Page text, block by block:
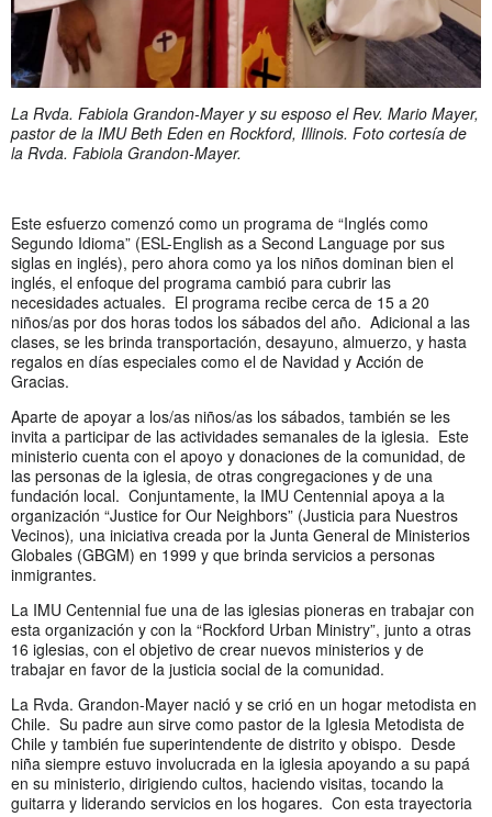
La Rvda. Fabiola Grandon-Mayer y su esposo el Rev. Mario Mayer,
pastor de la IMU Beth Eden en Rockford, Illinois. Foto cortesía de
la Rvda. Fabiola Grandon-Mayer.
Este esfuerzo comenzó como un programa de “Inglés como
Segundo Idioma” (ESL-English as a Second Language por sus
siglas en inglés), pero ahora como ya los niños dominan bien el
inglés, el enfoque del programa cambió para cubrir las
necesidades actuales. El programa recibe cerca de 15 a 20
niños/as por dos horas todos los sábados del año. Adicional a las
clases, se les brinda transportación, desayuno, almuerzo, y hasta
regalos en días especiales como el de Navidad y Acción de
Gracias.
Aparte de apoyar a los/as niños/as los sábados, también se les
invita a participar de las actividades semanales de la iglesia. Este
ministerio cuenta con el apoyo y donaciones de la comunidad, de
las personas de la iglesia, de otras congregaciones y de una
fundación local. Conjuntamente, la IMU Centennial apoya a la
organización “Justice for Our Neighbors” (Justicia para Nuestros
Vecinos), una iniciativa creada por la Junta General de Ministerios
Globales (GBGM) en 1999 y que brinda servicios a personas
inmigrantes.
La IMU Centennial fue una de las iglesias pioneras en trabajar con
esta organización y con la “Rockford Urban Ministry”, junto a otras
16 iglesias, con el objetivo de crear nuevos ministerios y de
trabajar en favor de la justicia social de la comunidad.
La Rvda. Grandon-Mayer nació y se crió en un hogar metodista en
Chile. Su padre aun sirve como pastor de la Iglesia Metodista de
Chile y también fue superintendente de distrito y obispo. Desde
niña siempre estuvo involucrada en la iglesia apoyando a su papá
en su ministerio, dirigiendo cultos, haciendo visitas, tocando la
guitarra y liderando servicios en los hogares. Con esta trayectoria